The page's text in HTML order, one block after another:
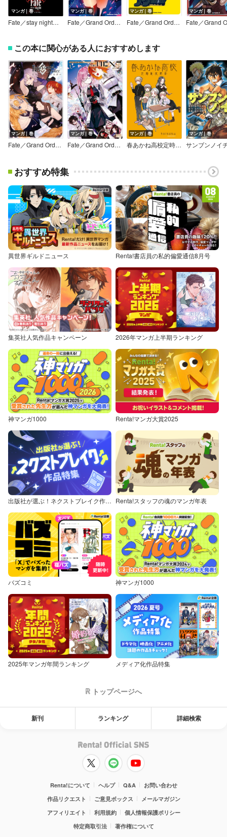
マンガ｜巻
Fate／stay night［Unlimited Blade Works］
マンガ｜巻
Fate／Grand Order ‐Epic of Remnant‐ 亜種特異点EX 深海電脳楽土 SE．RA．PH
マンガ｜巻
Fate／Grand Order 藤丸立香はわからない
マンガ｜巻
この本に関心がある人におすすめします
マンガ｜巻
Fate／Grand Order コミックアンソロジー
マンガ｜巻
Fate／Grand Order コミックアンソロジー THE NEXT
マンガ｜巻
春あかね高校定時制夜間部
マンガ｜巻
サンブンノイ
おすすめ特集
異世界ギルドニュース Renta!書店員の私的偏愛通信8月号
集英社人気作品キャンペーン 2026年マンガ上半期ランキング
神マンガ1000 Renta!マンガ大賞2025
出版社が選ぶ！ネクストブレイク作品特集 Renta!スタッフの魂のマンガ年表
バズコミ 神マンガ1000
2025年マンガ年間ランキング メディア化作品特集
トップページへ
新刊 ランキング 詳細検索
Renta!について ヘルプ Q&A
お問い合わせ
作品リクエスト
ご意見ボックス
メールマガジン
アフィリエイト
利用規約
個人情報保護ポリシー
特定商取引法
著作権について